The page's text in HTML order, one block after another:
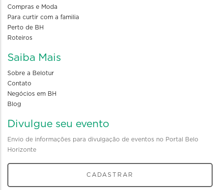
Compras e Moda
Para curtir com a familia
Perto de BH
Roteiros
Saiba Mais
Sobre a Belotur
Contato
Negócios em BH
Blog
Divulgue seu evento
Envio de informações para divulgação de eventos no Portal Belo
Horizonte
CADASTRAR